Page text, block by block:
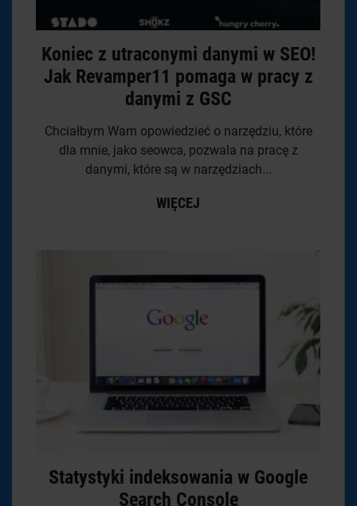
Koniec z utraconymi danymi w SEO!
Jak Revamper11 pomaga w pracy z
danymi z GSC
Chciałbym Wam opowiedzieć o narzędziu, które
dla mnie, jako seowca, pozwala na pracę z
danymi, które są w narzędziach...
WIĘCEJ
Statystyki indeksowania w Google
Search Console